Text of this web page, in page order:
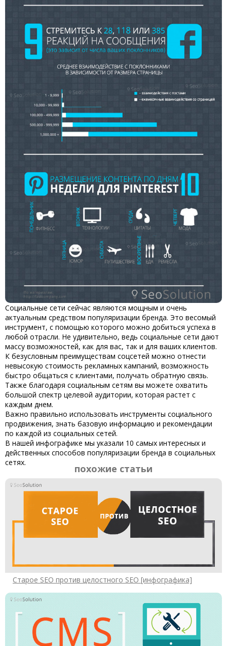
Социальные сети сейчас являются мощным и очень
актуальным средством популяризации бренда. Это весомый
инструмент, с помощью которого можно добиться успеха в
любой отрасли. Не удивительно, ведь социальные сети дают
массу возможностей, как для вас, так и для ваших клиентов.
К безусловным преимуществам соцсетей можно отнести
невысокую стоимость рекламных кампаний, возможность
быстро общаться с клиентами, получать обратную связь.
Также благодаря социальным сетям вы можете охватить
большой спектр целевой аудитории, которая растет с
каждым днем.
Важно правильно использовать инструменты социального
продвижения, знать базовую информацию и рекомендации
по каждой из социальных сетей.
В нашей инфографике мы указали 10 самых интересных и
действенных способов популяризации бренда в социальных
сетях.
похожие статьи
Старое SEO против целостного SEO [инфографика]